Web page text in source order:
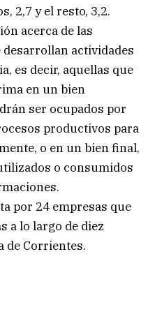
2,7 y el resto, 3,2.
acerca de las
actividades
es decir, aquellas que
en un bien
ser ocupados por
productivos para
o en un bien final,
o consumidos
por 24 empresas que
a lo largo de diez
de Corrientes.